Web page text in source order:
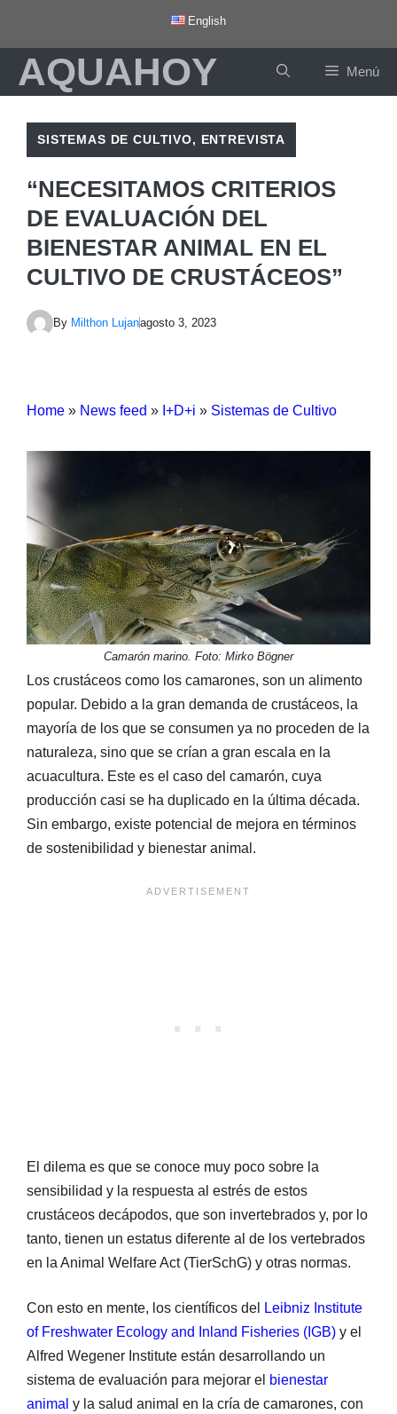
contenido
English
AQUAHOY Menú
SISTEMAS DE CULTIVO, ENTREVISTA
“NECESITAMOS CRITERIOS
DE EVALUACIÓN DEL
BIENESTAR ANIMAL EN EL
CULTIVO DE CRUSTÁCEOS”
By Milthon Lujanagosto 3, 2023
Home » News feed » I+D+i » Sistemas de Cultivo
Camarón marino. Foto: Mirko Bögner
Los crustáceos como los camarones, son un alimento
popular. Debido a la gran demanda de crustáceos, la
mayoría de los que se consumen ya no proceden de la
naturaleza, sino que se crían a gran escala en la
acuacultura. Este es el caso del camarón, cuya
producción casi se ha duplicado en la última década.
Sin embargo, existe potencial de mejora en términos
de sostenibilidad y bienestar animal.
El dilema es que se conoce muy poco sobre la
sensibilidad y la respuesta al estrés de estos
crustáceos decápodos, que son invertebrados y, por lo
tanto, tienen un estatus diferente al de los vertebrados
en la Animal Welfare Act (TierSchG) y otras normas.
Con esto en mente, los científicos del
Leibniz Institute
of Freshwater Ecology and Inland Fisheries (IGB) y el
Alfred Wegener Institute están desarrollando un
sistema de evaluación para mejorar el bienestar
animal y la salud animal en la cría de camarones, con